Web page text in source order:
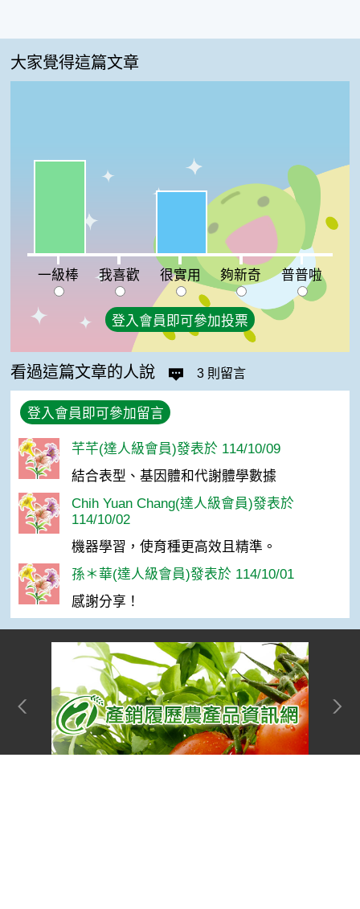
大家覺得這篇文章
我喜歡:0%
很實用:40%
夠新奇:0%普普啦:0%
一級棒 我喜歡 很實用 夠新奇 普普啦
登入會員即可參加投票
看過這篇文章的人說 3 則留言
登入會員即可參加留言
芊芊(達人級會員)發表於 114/10/09
結合表型、基因體和代謝體學數據
Chih Yuan Chang(達人級會員)發表於
114/10/02
機器學習，使育種更高效且精準。
孫＊華(達人級會員)發表於 114/10/01
感謝分享！